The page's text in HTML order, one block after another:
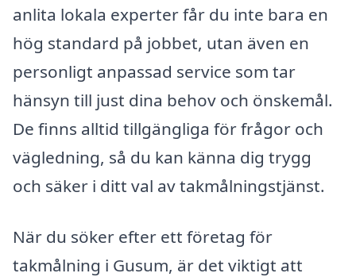
anlita lokala experter får du inte bara en
hög standard på jobbet, utan även en
personligt anpassad service som tar
hänsyn till just dina behov och önskemål.
De finns alltid tillgängliga för frågor och
vägledning, så du kan känna dig trygg
och säker i ditt val av takmålningstjänst.
När du söker efter ett företag för
takmålning i Gusum, är det viktigt att